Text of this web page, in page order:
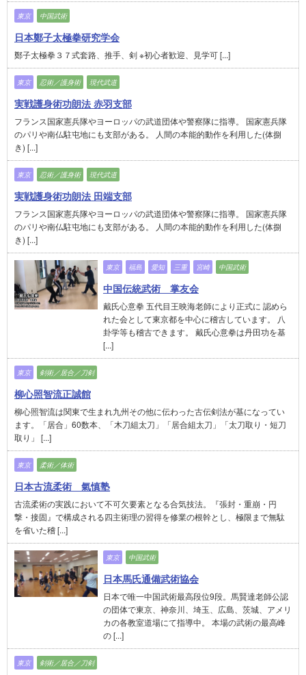
東京 中国武術
日本鄭子太極拳研究学会
鄭子太極拳３７式套路、推手、剣 ※初心者歓迎、見学可 [...]
東京 忍術／護身術 現代武道
実戦護身術功朗法 赤羽支部
フランス国家憲兵隊やヨーロッパの武道団体や警察隊に指導。 国家憲兵隊
のパリや南仏駐屯地にも支部がある。 人間の本能的動作を利用した(体捌
き) [...]
東京 忍術／護身術 現代武道
実戦護身術功朗法 田端支部
フランス国家憲兵隊やヨーロッパの武道団体や警察隊に指導。 国家憲兵隊
のパリや南仏駐屯地にも支部がある。 人間の本能的動作を利用した(体捌
き) [...]
東京 福島 愛知 三重 宮崎 中国武術
中国伝統武術 掌友会
戴氏心意拳 五代目王映海老師により正式に 認めら
れた会として東京都を中心に稽古しています。 八
卦学等も稽古できます。 戴氏心意拳は丹田功を基
[...]
東京 剣術／居合／刀剣
柳心照智流正誠館
柳心照智流は関東で生まれ九州その他に伝わった古伝剣法が基になってい
ます。「居合」60数本、「木刀組太刀」「居合組太刀」「太刀取り・短刀
取り」 [...]
東京 柔術／体術
日本古流柔術 氣慎塾
古流柔術の実践において不可欠要素となる合気技法。『張封・重崩・円
撃・接固』で構成される四主術理の習得を修業の根幹とし、極限まで無駄
を省いた稽 [...]
東京 中国武術
日本馬氏通備武術協会
日本で唯一中国武術最高段位9段。馬賢達老師公認
の団体で東京、神奈川、埼玉、広島、茨城、アメリ
カの各教室道場にて指導中。 本場の武術の最高峰
の [...]
東京 剣術／居合／刀剣